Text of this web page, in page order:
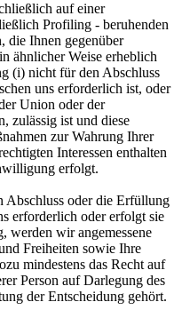
auf einer
Profiling - beruhenden
die Ihnen gegenüber
ähnlicher Weise erheblich
(i) nicht für den Abschluss
uns erforderlich ist, oder
Union oder der
zulässig ist und diese
zur Wahrung Ihrer
Interessen enthalten
erfolgt.
Abschluss oder die Erfüllung
erforderlich oder erfolgt sie
wir angemessene
Freiheiten sowie Ihre
mindestens das Recht auf
Person auf Darlegung des
der Entscheidung gehört.